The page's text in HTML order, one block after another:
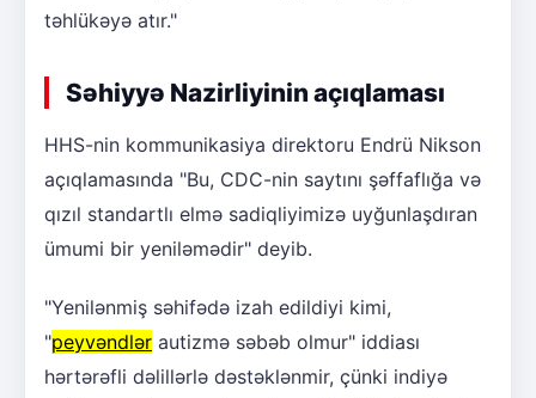
təhlükəyə atır."
Səhiyyə Nazirliyinin açıqlaması
HHS-nin kommunikasiya direktoru Endrü Nikson
açıqlamasında "Bu, CDC-nin saytını şəffaflığa və
qızıl standartlı elmə sadiqliyimizə uyğunlaşdıran
ümumi bir yeniləmədir" deyib.
"Yenilənmiş səhifədə izah edildiyi kimi,
"peyvəndlər autizmə səbəb olmur" iddiası
hərtərəfli dəlillərlə dəstəklənmir, çünki indiyə